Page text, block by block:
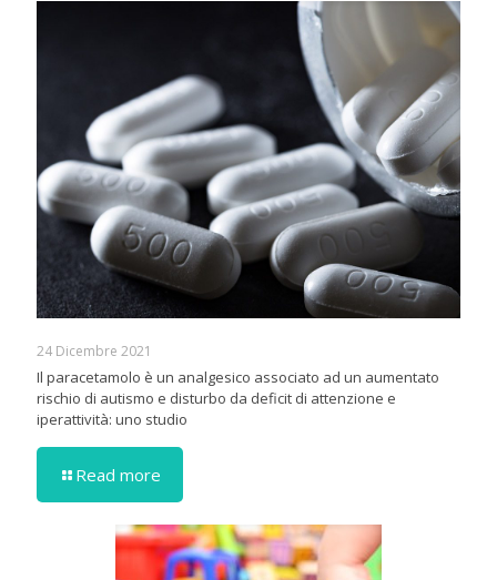
24 Dicembre 2021
Il paracetamolo è un analgesico associato ad un aumentato
rischio di autismo e disturbo da deficit di attenzione e
iperattività: uno studio
Read more